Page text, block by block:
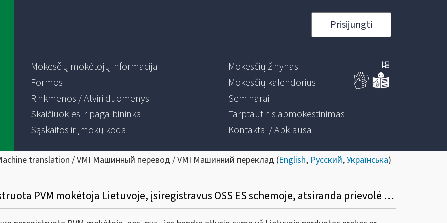
Prisijungti
Mokesčių mokėtojų informacija
Formos
Rinkmenos / Atviri duomenys
Skaičiuoklės ir pagalbininkai
Sąskaitos ir įmokų kodai
Mokesčių žinynas
Mokesčių kalendorius
Seminarai
Tarptautinis apmokestinimas
Kontaktai / Apklausa
translation / VMI Машинный перевод / VMI Машинний переклад (English, Русский,Українська)
11. Ar Lietuvos įmonei, kuri nėra registruota PVM mokėtoja Lietuvoje, įsiregistravus OSS ES schemoje, atsiranda prievolė registruotis PVM mokėtoja Lietuvoje?